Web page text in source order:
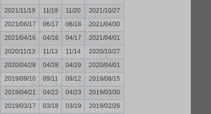
2021/11/19 11/19 11/20
2021/10/27
2021/06/17 06/17 06/18
2021/04/30
2021/04/16 04/16 04/17
2021/04/01
2020/11/13 11/13 11/14
2020/10/27
2020/04/28 04/28 04/29
2020/04/01
2019/09/10 09/11 09/12
2019/08/15
2019/04/21 04/22 04/23
2019/03/30
2019/03/17 03/18 03/19
2019/02/26